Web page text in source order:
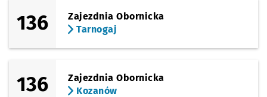
136
Zajezdnia Obornicka
Tarnogaj
136
Zajezdnia Obornicka
Kozanów